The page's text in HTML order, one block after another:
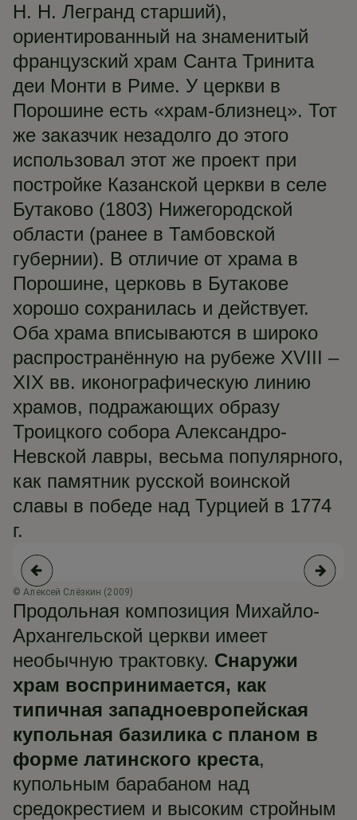
Н. Н. Легранд старший),
ориентированный на знаменитый
французский храм Санта Тринита
деи Монти в Риме. У церкви в
Порошине есть «храм-близнец». Тот
же заказчик незадолго до этого
использовал этот же проект при
постройке Казанской церкви в селе
Бутаково (1803) Нижегородской
области (ранее в Тамбовской
губернии). В отличие от храма в
Порошине, церковь в Бутакове
хорошо сохранилась и действует.
Оба храма вписываются в широко
распространённую на рубеже XVIII –
XIX вв. иконографическую линию
храмов, подражающих образу
Троицкого собора Александро-
Невской лавры, весьма популярного,
как памятник русской воинской
славы в победе над Турцией в 1774
г.
© Алексей Слёзкин (2009)
Продольная композиция Михайло-
Архангельской церкви имеет
необычную трактовку. Снаружи
храм воспринимается, как
типичная западноевропейская
купольная базилика с планом в
форме латинского креста,
купольным барабаном над
средокрестием и высоким стройным